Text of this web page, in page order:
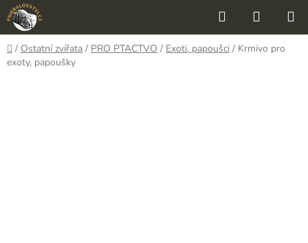
Přejít
na
obsah
Hledat
KOŠÍK
Domů
/ Ostatní zvířata / PRO PTACTVO / Exoti, papoušci / Krmivo pro
exoty, papoušky